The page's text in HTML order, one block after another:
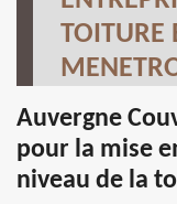
TOITURE
Auvergne
pour la mise
niveau de la